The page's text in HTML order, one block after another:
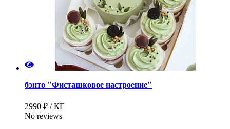
бэнто "Фисташковое настроение"
2990 ₽ / КГ
No reviews